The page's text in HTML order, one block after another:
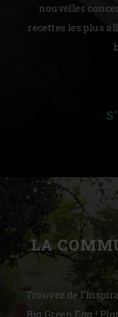
nouvelles
recettes les plus
LA
Trouvez de
Big Green Egg !